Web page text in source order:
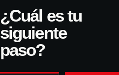
¿Cuál es tu
siguiente
paso?